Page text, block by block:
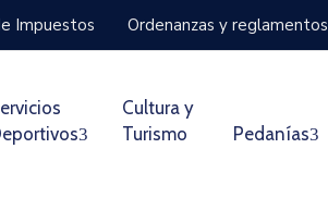
Impuestos Ordenanzas y reglamentos
Cultura y
Turismo
Pedanías